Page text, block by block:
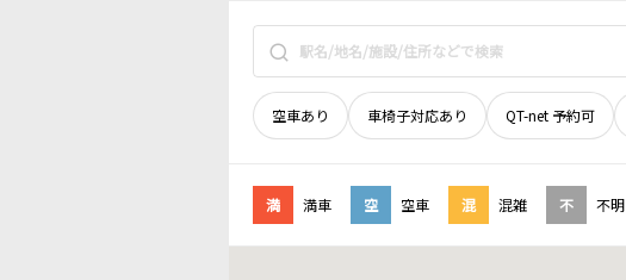
空車あり 車椅子対応あり QT-net 予約可
満 満車 空 空車 混 混雑 不 不明